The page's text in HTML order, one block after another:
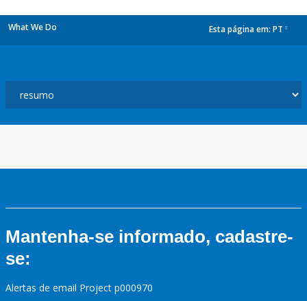
What We Do Esta página em: PT
Mantenha-se informado, cadastre-
se:
Alertas de email Project p000970